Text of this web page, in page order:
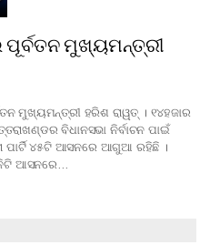
ମୁଖ୍ୟମନ୍ତ୍ରୀ
ମୁଖ୍ୟମନ୍ତ୍ରୀ ହରିଶ ରାୱତ୍ । ୧୪ହଜାର
ବିଧାନସଭା ନିର୍ବାଚନ ପାଇଁ
ପାର୍ଟି ୪୫ଟି ଆସନରେ ଆଗୁଆ ରହିଛି ।
ଆସନରେ…